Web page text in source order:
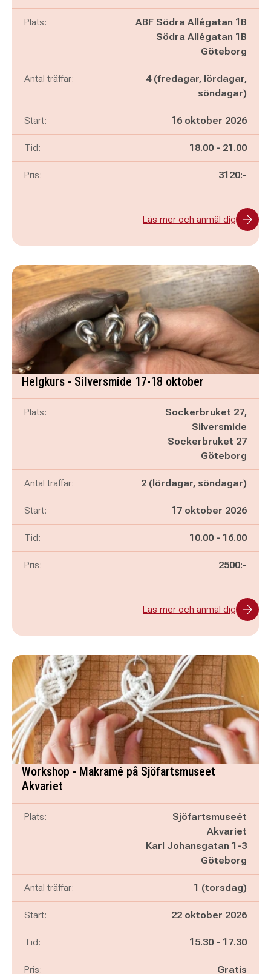
Plats:
ABF Södra Allégatan 1B
Södra Allégatan 1B
Göteborg
Antal träffar:
4 (fredagar, lördagar,
söndagar)
Start: 16 oktober 2026
Tid: Pågår mellan
18.00 - och
21.00
Pris: 3120:-
Läs mer och anmäl dig
Helgkurs - Silversmide 17-18 oktober
Plats:
Sockerbruket 27,
Silversmide
Sockerbruket 27
Göteborg
Antal träffar: 2 (lördagar, söndagar)
Start: 17 oktober 2026
Tid: Pågår mellan
10.00 - och
16.00
Pris: 2500:-
Läs mer och anmäl dig
Workshop - Makramé på Sjöfartsmuseet
Akvariet
Plats:
Sjöfartsmuseét
Akvariet
Karl Johansgatan 1-3
Göteborg
Antal träffar: 1 (torsdag)
Start: 22 oktober 2026
Tid: Pågår mellan
15.30 - och
17.30
Pris: Gratis